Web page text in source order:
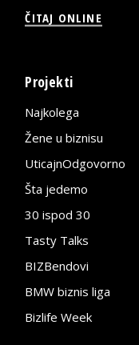
ČITAJ ONLINE
Projekti
Najkolega
Žene u biznisu
UticajnOdgovorno
Šta jedemo
30 ispod 30
Tasty Talks
BIZBendovi
BMW biznis liga
Bizlife Week